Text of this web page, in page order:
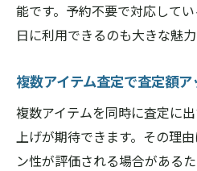
能です。予約不要で対応して
日に利用できるのも大きな魅力
複数アイテム査定で査定額
複数アイテムを同時に査定に
上げが期待できます。その理
ン性が評価される場合がある